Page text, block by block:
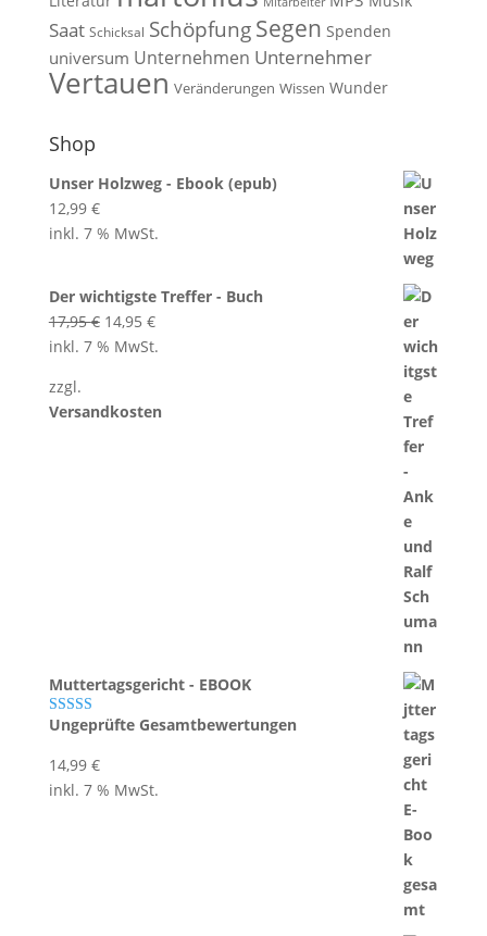
Saat Schicksal Schöpfung Segen Spenden
universum Unternehmen Unternehmer
Vertauen Veränderungen Wissen Wunder
Shop
Unser Holzweg - Ebook (epub)
12,99 €
inkl. 7 % MwSt.
Der wichtigste Treffer - Buch
17,95€ Ursprünglicher
Preis
14,95 €Aktueller
Preis
inkl. 7 % MwSt.
zzgl.
Versandkosten
Muttertagsgericht - EBOOK
Bewertet mit
Ungeprüfte Gesamtbewertungen
14,99 €
inkl. 7 % MwSt.